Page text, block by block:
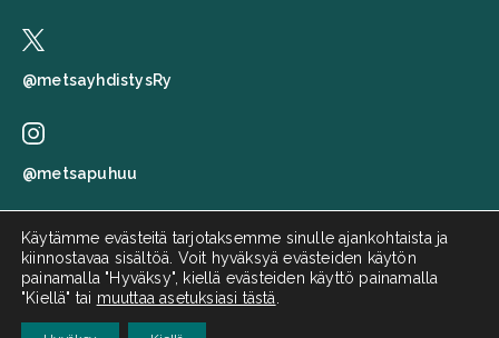
@metsayhdistysRy
@metsapuhuu
Suomen metsäyhdistys
Metsä puhuu
Käytämme evästeitä tarjotaksemme sinulle ajankohtaista ja
kiinnostavaa sisältöä. Voit hyväksyä evästeiden käytön
painamalla "Hyväksy", kiellä evästeiden käyttö painamalla
"Kiellä" tai muuttaa asetuksiasi tästä